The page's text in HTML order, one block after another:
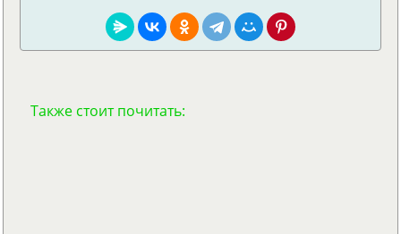
Также стоит почитать: